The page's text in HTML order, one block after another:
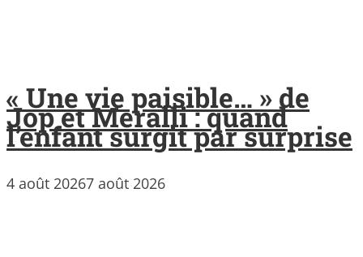
« Une vie paisible… » de
Jop et Meralli : quand
l’enfant surgit par surprise
4 août 20267 août 2026